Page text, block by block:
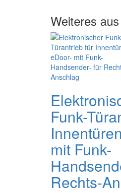
Weiteres
Funk-
mit Funk-
Rechts-